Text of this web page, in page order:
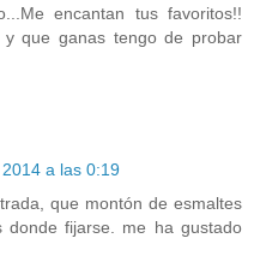
encantan tus favoritos!!
que ganas tengo de probar
a las 0:19
que montón de esmaltes
donde fijarse. me ha gustado